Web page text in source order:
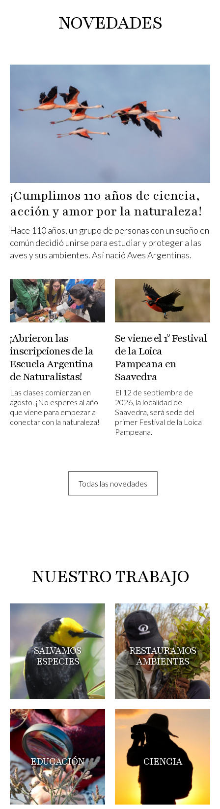
NOVEDADES
¡Cumplimos 110 años de ciencia,
acción y amor por la naturaleza!
Hace 110 años, un grupo de personas con un sueño en
común decidió unirse para estudiar y proteger a las
aves y sus ambientes. Así nació Aves Argentinas.
¡Abrieron las
inscripciones de la
Escuela Argentina
de Naturalistas!
Las clases comienzan en
agosto. ¡No esperes al año
que viene para empezar a
conectar con la naturaleza!
Se viene el 1° Festival
de la Loica
Pampeana en
Saavedra
El 12 de septiembre de
2026, la localidad de
Saavedra, será sede del
primer Festival de la Loica
Pampeana.
Todas las novedades
NUESTRO TRABAJO
SALVAMOS
ESPECIES
RESTAURAMOS
AMBIENTES
EDUCACIÓN CIENCIA